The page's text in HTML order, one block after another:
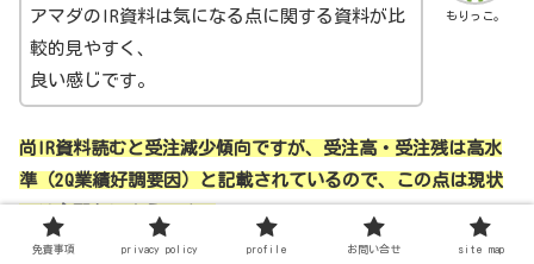
もりっこ。
アマダのIR資料は気になる点に関する資料が比
較的見やすく、
良い感じです。
尚IR資料読むと受注減少傾向ですが、受注高・受注残は高水
準（2Q業績好調要因）と記載されているので、この点は現状
では心配ないようです。
免責事項 privacy policy profile お問い合せ site map